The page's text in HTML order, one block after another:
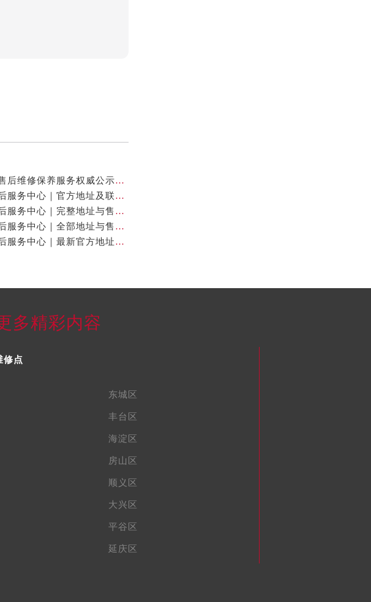
北京欧米茄维修地址业提供专业售后维修保养服务权威公示（2026年7月最新）
亲身到店探访北京欧米茄官方售后服务中心｜官方地址及联系电话（2026年7月最新）
亲身到店探访北京欧米茄官方售后服务中心｜完整地址与售后热线（2026年7月最新）
亲身到店探访北京欧米茄官方售后服务中心｜全部地址与售后服务电话（2026年7月最新）
亲身到店探访北京欧米茄官方售后服务中心｜最新官方地址和维修热线（2026年7月最新）
多精彩内容
修点
东城区
丰台区
海淀区
房山区
顺义区
大兴区
平谷区
延庆区